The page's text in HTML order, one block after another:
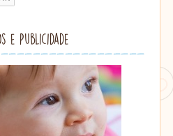
e Publicidade
Lithu
âmbar